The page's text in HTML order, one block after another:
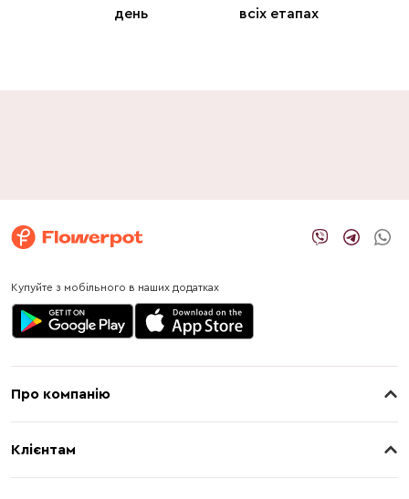
день
всіх етапах
Купуйте з мобільного в наших додатках
Про компанію
Клієнтам